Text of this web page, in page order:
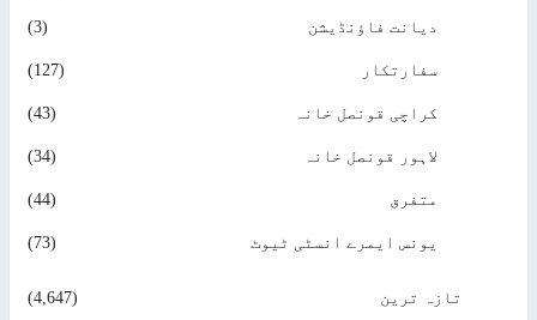
دیانت فاؤنڈیشن (3)
سفارتکار (127)
کراچی قونصل خانہ (43)
لاہور قونصل خانہ (34)
متفرق (44)
یونس ایمرے انسٹی ٹیوٹ (73)
تازہ ترین (4,647)